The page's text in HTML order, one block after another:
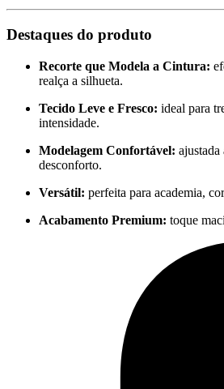
Destaques do produto
Recorte que Modela a Cintura:
realça a silhueta.
Tecido Leve e Fresco: ideal para
intensidade.
Modelagem Confortável: ajustada
desconforto.
Versátil: perfeita para academia,
Acabamento Premium: toque